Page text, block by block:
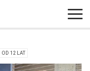
OD 12 LAT